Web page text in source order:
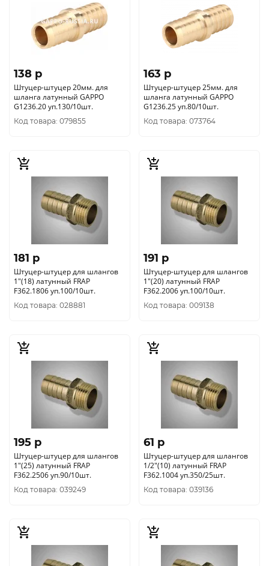
138 p
Штуцер-штуцер 20мм. для
шланга латунный GAPPO
G1236.20 уп.130/10шт.
Код товара: 079855
163 p
Штуцер-штуцер 25мм. для
шланга латунный GAPPO
G1236.25 уп.80/10шт.
Код товара: 073764
181 p
Штуцер-штуцер для шлангов
1"(18) латунный FRAP
F362.1806 уп.100/10шт.
Код товара: 028881
191 p
Штуцер-штуцер для шлангов
1"(20) латунный FRAP
F362.2006 уп.100/10шт.
Код товара: 009138
195 p
Штуцер-штуцер для шлангов
1"(25) латунный FRAP
F362.2506 уп.90/10шт.
Код товара: 039249
61 p
Штуцер-штуцер для шлангов
1/2"(10) латунный FRAP
F362.1004 уп.350/25шт.
Код товара: 039136